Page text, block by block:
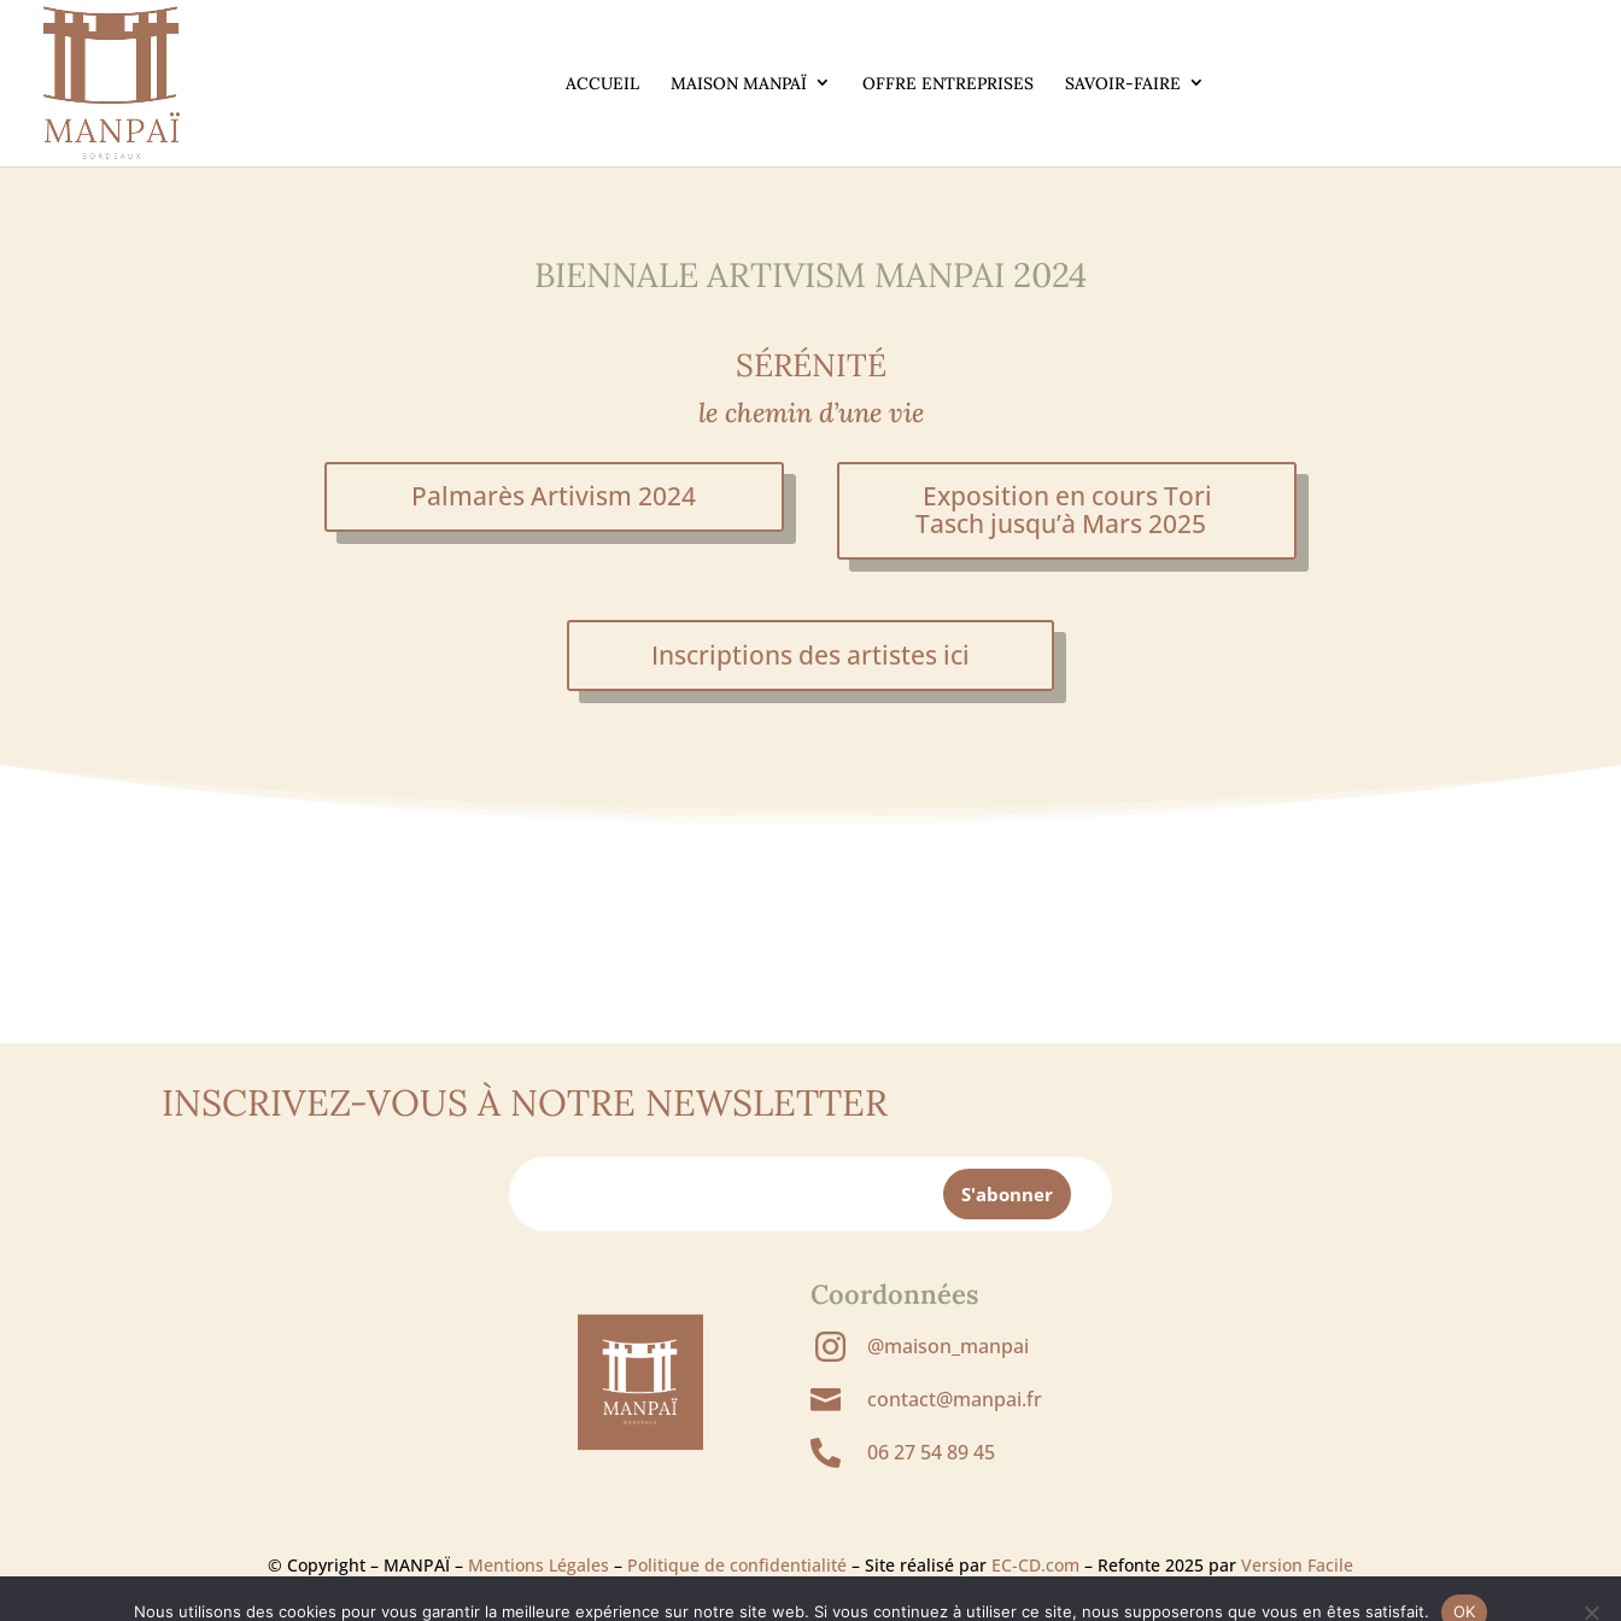
ACCUEIL MAISON MANPAÏ OFFRE ENTREPRISES SAVOIR-FAIRE
BIENNALE ARTIVISM MANPAI 2024
SÉRÉNITÉ
le chemin d’une vie
Palmarès Artivism 2024
Exposition en cours Tori
Tasch jusqu’à Mars 2025
Inscriptions des artistes ici
INSCRIVEZ-VOUS À NOTRE NEWSLETTER
Coordonnées
@maison_manpai
 contact@manpai.fr
 06 27 54 89 45
© Copyright – MANPAÏ – Mentions Légales – Politique de confidentialité – Site réalisé par EC-CD.com – Refonte 2025 par Version Facile
Nous utilisons des cookies pour vous garantir la meilleure expérience sur notre site web. Si vous continuez à utiliser ce site, nous supposerons que vous en êtes satisfait. OK